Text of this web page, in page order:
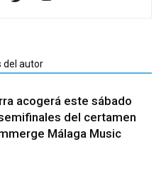
del autor
acogerá este sábado
del certamen
Málaga Music